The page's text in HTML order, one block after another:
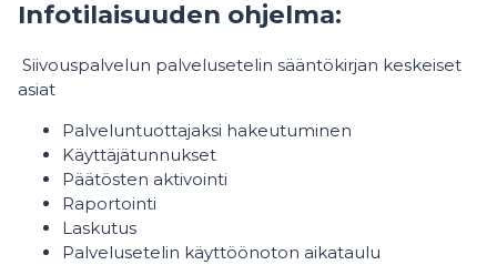
Infotilaisuuden ohjelma:
Siivouspalvelun palvelusetelin sääntökirjan keskeiset
asiat
Palveluntuottajaksi hakeutuminen
Käyttäjätunnukset
Päätösten aktivointi
Raportointi
Laskutus
Palvelusetelin käyttöönoton aikataulu